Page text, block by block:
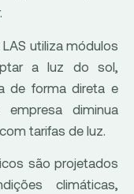
utiliza módulos
a luz do sol,
de forma direta e
diminua
tarifas de luz.
são projetados
climáticas,